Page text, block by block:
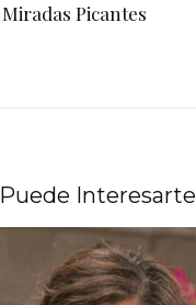
Miradas Picantes
Puede Interesarte